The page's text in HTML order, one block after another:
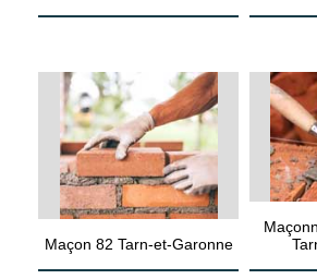
Maçon 82 Tarn-et-Garonne